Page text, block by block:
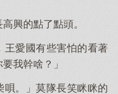
興的點了點頭。
王愛國有些害怕的看著
我幹啥？」
唄。」莫隊長笑眯眯的